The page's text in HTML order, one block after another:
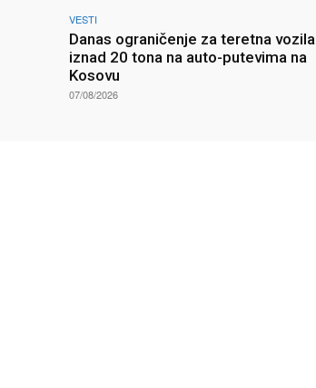
VESTI
Danas ograničenje za teretna vozila
iznad 20 tona na auto-putevima na
Kosovu
07/08/2026